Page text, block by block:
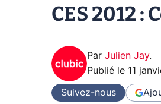
CES 2012
Par Julien Jay.
Publié le 11
Suivez-nous